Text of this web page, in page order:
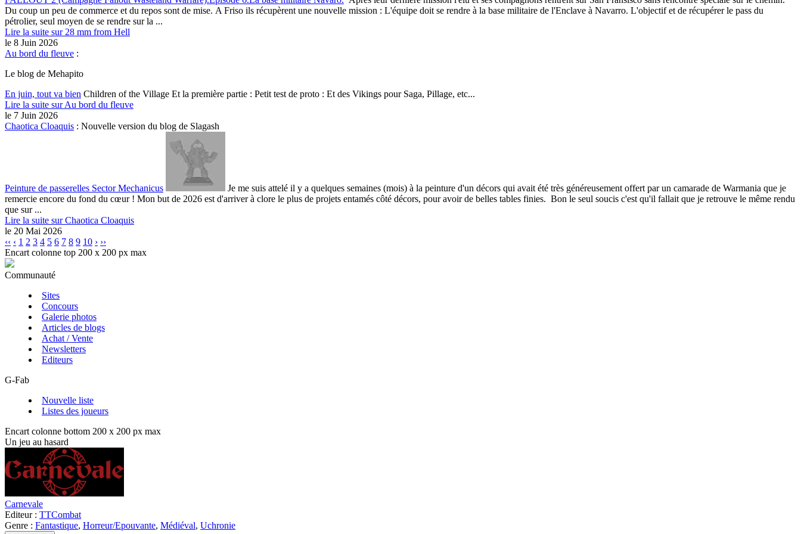
Du coup un peu de commerce et du repos sont de mise. A Friso ils récupèrent une nouvelle mission : L'équipe doit se rendre à la base militaire de l'Enclave à Navarro. L'objectif et de récupérer le pass du
pétrolier, seul moyen de se rendre sur la ...
Lire la suite sur 28 mm from Hell
le 8 Juin 2026
Au bord du fleuve :
Le blog de Mehapito
En juin, tout va bien Children of the Village Et la première partie : Petit test de proto : Et des Vikings pour Saga, Pillage, etc...
Lire la suite sur Au bord du fleuve
le 7 Juin 2026
Chaotica Cloaquis : Nouvelle version du blog de Slagash
Peinture de passerelles Sector Mechanicus
Je me suis attelé il y a quelques semaines (mois) à la peinture d'un décors qui avait été très généreusement offert par un camarade de Warmania que je
remercie encore du fond du cœur ! Mon but de 2026 est d'arriver à clore le plus de projets entamés côté décors, pour avoir de belles tables finies. Bon le seul soucis c'est qu'il fallait que je retrouve le même rendu
que sur ...
Lire la suite sur Chaotica Cloaquis
le 20 Mai 2026
‹‹ ‹ 1 2 3 4 5 6 7 8 9 10 › ››
Encart colonne top 200 x 200 px max
Communauté
Sites
Concours
Galerie photos
Articles de blogs
Achat / Vente
Newsletters
Editeurs
G-Fab
Nouvelle liste
Listes des joueurs
Encart colonne bottom 200 x 200 px max
Un jeu au hasard
Carnevale
Editeur : TTCombat
Genre : Fantastique, Horreur/Epouvante, Médiéval, Uchronie